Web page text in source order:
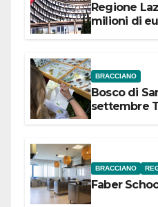
Regione
milioni di
BRACCIANO
Bosco di
settembre
BRACCIANO
Faber